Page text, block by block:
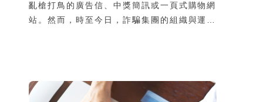
亂槍打鳥的廣告信、中獎簡訊或一頁式購物網
站。然而，時至今日，詐騙集團的組織與運作
害者前往不明網站，要求提供個資或金錢；隨